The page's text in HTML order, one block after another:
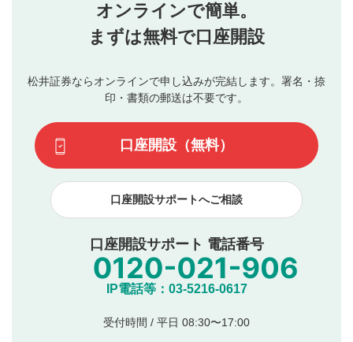
投稿するボタン
星で評価をすると投稿できます。（お名前とコメント
動画の評価
です）
行ってください。
当社は、利用者同士、もしくは利用者と第三者間のトラ
ブルによって生じた損害に対して一切の責任を負いませ
評価およびコメントは当社にて審査のうえ、掲載となり
ます。掲載されるまでに日数がかかる場合や掲載されない
てはお答えできません。各動画コンテンツへの掲載をもっ
て結果のご連絡といたします。ご了承ください。
下記の項目に該当すると判断された投稿内容は、掲載を
見合わせる場合がございます。
本動画コンテンツとは無関係の内容の投稿
他者への誹謗中傷や差別的表現投稿
公序良俗に反する内容の投稿
氏名、住所、電話番号など個人を特定できる情報の
他のサイトへの誘導や営利目的、広告・宣伝を目
他者の権利（商標、著作権、その他の知的財産
オンラインで簡単。
まずは無料で口座開設
松井証券ならオンラインで申し込みが完結します。署名・捺
印・書類の郵送は不要です。
口座開設（無料）
口座開設サポートへご相談
口座開設サポート 電話番号
IP電話等：03-5216-0617
受付時間 / 平日 08:30〜17:00